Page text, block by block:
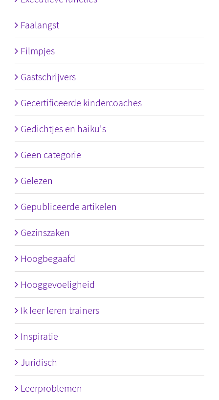
Faalangst
Filmpjes
Gastschrijvers
Gecertificeerde kindercoaches
Gedichtjes en haiku's
Geen categorie
Gelezen
Gepubliceerde artikelen
Gezinszaken
Hoogbegaafd
Hooggevoeligheid
Ik leer leren trainers
Inspiratie
Juridisch
Leerproblemen